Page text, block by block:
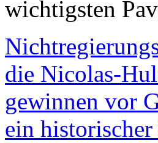
wichtigsten
die Nicolas-
gewinnen vor
ein